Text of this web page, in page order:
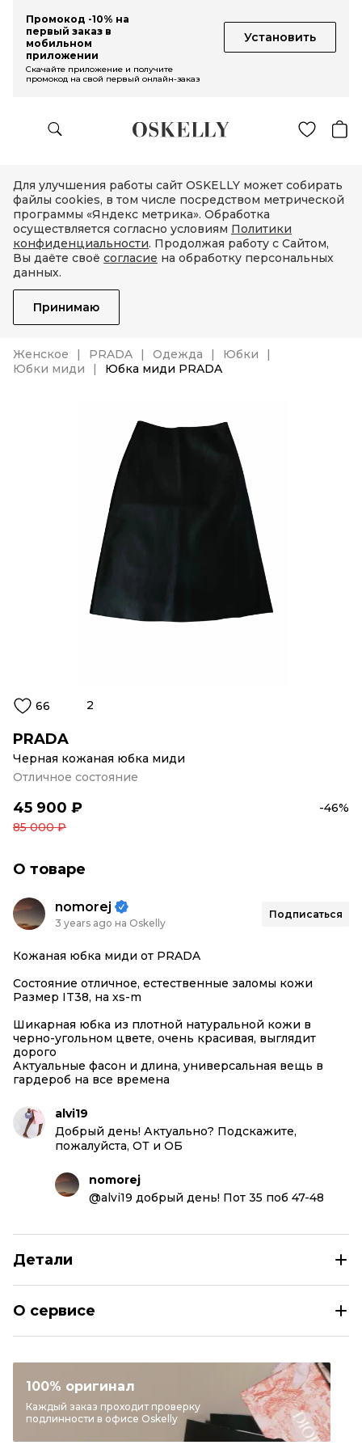
Промокод -10% на
первый заказ в
мобильном
приложении
Установить
Скачайте приложение и получите
промокод на свой первый онлайн-заказ
Для улучшения работы сайт OSKELLY может собирать
файлы cookies, в том числе посредством метрической
программы «Яндекс метрика». Обработка
осуществляется согласно условиям Политики
конфиденциальности. Продолжая работу с Сайтом,
Вы даёте своё согласие на обработку персональных
данных.
Принимаю
Женское PRADA Одежда
Юбки
Юбки миди
Юбка миди PRADA
66 2
PRADA
Черная кожаная юбка миди
Отличное состояние
45 900 ₽
-46%
85 000 ₽
О товаре
nomorej
3 years ago на Oskelly
Подписаться
Кожаная юбка миди от PRADA
Состояние отличное, естественные заломы кожи
Размер IT38, на xs-m
Шикарная юбка из плотной натуральной кожи в
черно-угольном цвете, очень красивая, выглядит
дорого
Актуальные фасон и длина, универсальная вещь в
гардероб на все времена
alvi19
Добрый день! Актуально? Подскажите,
пожалуйста, ОТ и ОБ
nomorej
@alvi19 добрый день! Пот 35 поб 47-48
Детали
Бренд
Материал одежды
Кожа
Цвет
Черный
О сервисе
100% оригинал
Каждый заказ проходит проверку
подлинности в офисе Oskelly